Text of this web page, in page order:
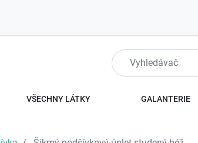
VŠECHNY LÁTKY GALANTERIE